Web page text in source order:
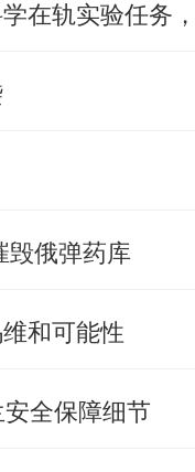
在轨实验任务
毁俄弹药库
和可能性
全保障细节